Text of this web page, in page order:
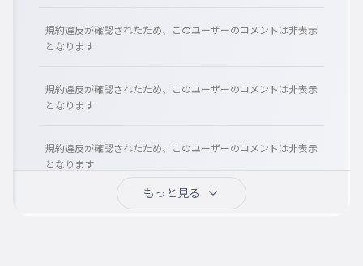
僕はこんなKUNキッズで淫夢厨なの
ぼくはこんなkunきっずでいんむちゅうなのに
でも学校では隠してるけどね
016 まあええわ 質問ください
まあええわしつもんください
基本何でも答えます
きほんなんでもこたえます
規約違反が確認されたため、このユーザーのコメントは非表示
となります
規約違反が確認されたため、このユーザーのコメントは非表示
となります
規約違反が確認されたため、このユーザーのコメントは非表示
となります
もっと見る